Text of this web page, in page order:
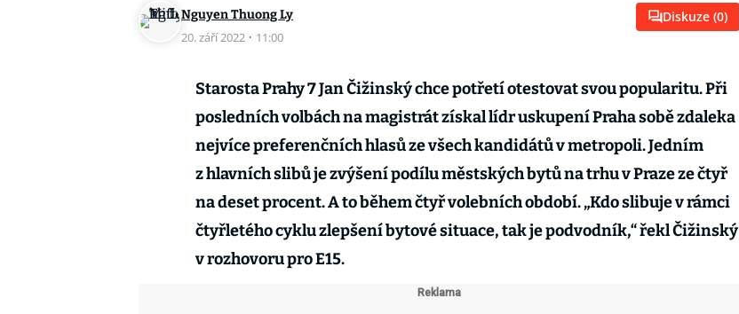
Nguyen Thuong Ly
20. září 2022 · 11:00
Diskuze (0)
Starosta Prahy 7 Jan Čižinský chce potřetí otestovat svou popularitu. Při
posledních volbách na magistrát získal lídr uskupení Praha sobě zdaleka
nejvíce preferenčních hlasů ze všech kandidátů v metropoli. Jedním
z hlavních slibů je zvýšení podílu městských bytů na trhu v Praze ze čtyř
na deset procent. A to během čtyř volebních období. „Kdo slibuje v rámci
čtyřletého cyklu zlepšení bytové situace, tak je podvodník,“ řekl Čižinský
v rozhovoru pro E15.